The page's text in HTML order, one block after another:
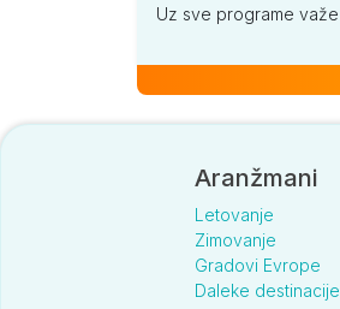
Uz sve programe važe
Aranžmani
Letovanje
Zimovanje
Gradovi Evrope
Daleke destinacije